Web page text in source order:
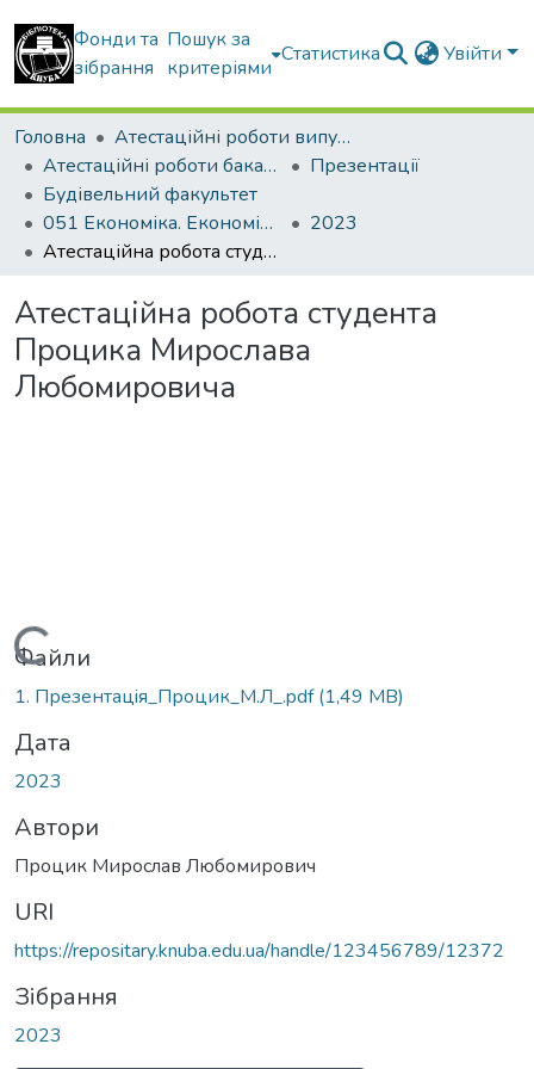
Фонди та
зібрання
Пошук за
критеріями
Статистика Увійти
Головна
Атестаційні роботи випускників
Атестаційні роботи бакалаврів
Презентації
Будівельний факультет
051 Економіка. Економіка підприємства
2023
Атестаційна робота студента Процика Мирослава Любомировича
Атестаційна робота студента
Процика Мирослава
Любомировича
Вантажиться...
Файли
1. Презентацiя_Процик_М.Л_.pdf(1,49 MB)
Дата
2023
Автори
Процик Мирослав Любомирович
URI
https://repositary.knuba.edu.ua/handle/123456789/12372
Зібрання
2023